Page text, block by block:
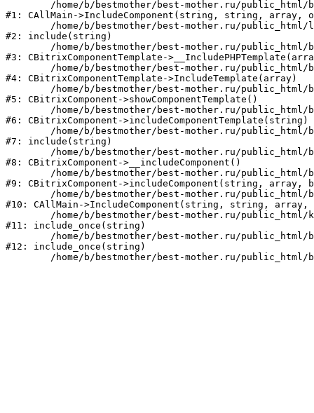
#1: CAllMain->IncludeComponent(string, string, array,
#2: include(string)
#3: CBitrixComponentTemplate-
#4: CBitrixComponentTemplate->IncludeTemplate(array)
#5: CBitrixComponent->showComponentTemplate()
#6: CBitrixComponent->includeComponentTemplate(string)
#7: include(string)
#8: CBitrixComponent->__includeComponent()
#9: CBitrixComponent->includeComponent(string, array,
#10: CAllMain->IncludeComponent(string, string, array,
#11: include_once(string)
#12: include_once(string)